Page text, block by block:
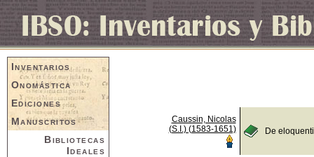
Inventarios
Onomástica
Ediciones
Manuscritos
Bibliotecas
Ideales
Caussin, Nicolas
(S.I.) (1583-1651)
De